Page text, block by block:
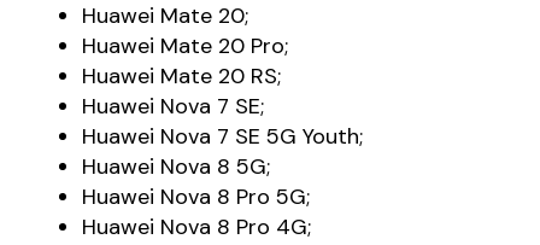
Huawei Mate 20;
Huawei Mate 20 Pro;
Huawei Mate 20 RS;
Huawei Nova 7 SE;
Huawei Nova 7 SE 5G Youth;
Huawei Nova 8 5G;
Huawei Nova 8 Pro 5G;
Huawei Nova 8 Pro 4G;